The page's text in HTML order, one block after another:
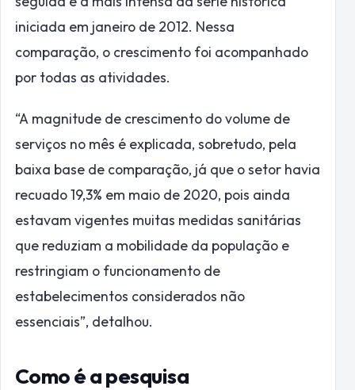
iniciada em janeiro de 2012. Nessa
comparação, o crescimento foi acompanhado
por todas as atividades.
“A magnitude de crescimento do volume de
serviços no mês é explicada, sobretudo, pela
baixa base de comparação, já que o setor havia
recuado 19,3% em maio de 2020, pois ainda
estavam vigentes muitas medidas sanitárias
que reduziam a mobilidade da população e
restringiam o funcionamento de
estabelecimentos considerados não
essenciais”, detalhou.
Como é a pesquisa